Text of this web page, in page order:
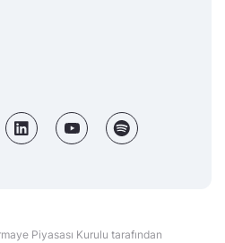
Piyasası Kurulu tarafından